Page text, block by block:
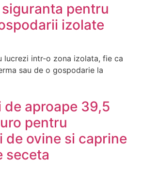
pentru
izolate
lucrezi intr-o zona izolata, fie ca
sau de o gospodarie la
de aproape 39,5
pentru
de ovine si caprine
seceta